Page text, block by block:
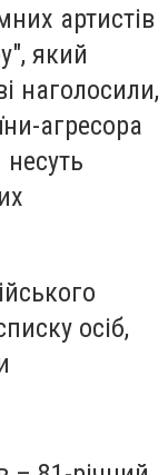
артистів
який
наголосили,
агресора
осіб,